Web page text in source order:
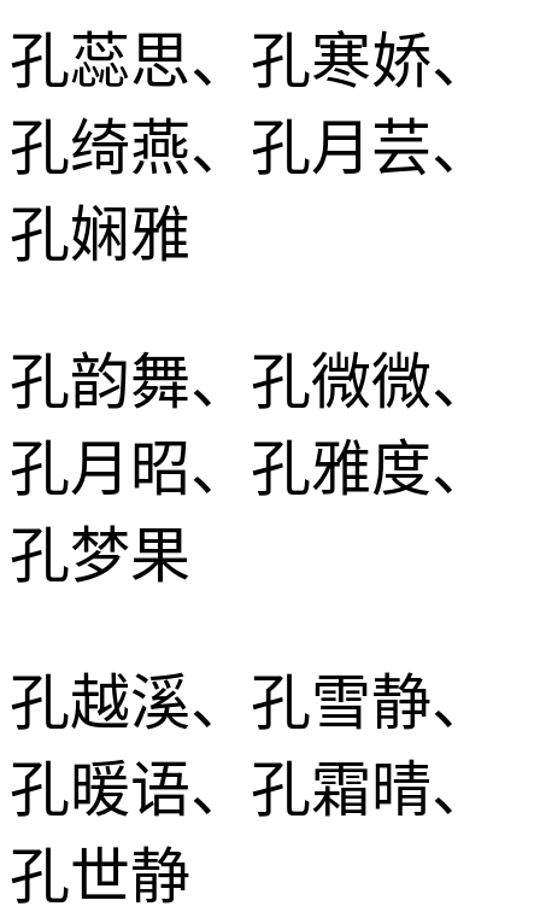
孔蕊思、孔寒娇、
孔绮燕、孔月芸、
孔娴雅
孔韵舞、孔微微、
孔月昭、孔雅度、
孔梦果
孔越溪、孔雪静、
孔暖语、孔霜晴、
孔世静